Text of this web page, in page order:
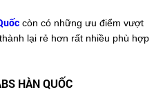
còn có những ưu điểm vượt
lại rẻ hơn rất nhiều phù hợp
HÀN QUỐC